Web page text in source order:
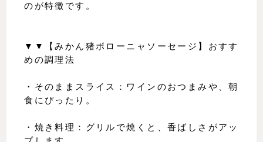
のが特徴です。
▼▼【みかん猪ボローニャソーセージ】おすす
めの調理法
・そのままスライス：ワインのおつまみや、朝
食にぴったり。
・焼き料理：グリルで焼くと、香ばしさがアッ